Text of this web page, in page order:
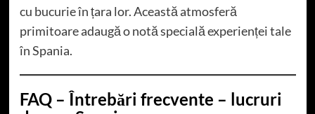
cu bucurie în țara lor. Această atmosferă
primitoare adaugă o notă specială experienței tale
în Spania.
FAQ – Întrebări frecvente – lucruri